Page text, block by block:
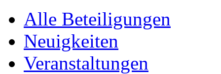
Alle Beteiligungen
Neuigkeiten
Veranstaltungen